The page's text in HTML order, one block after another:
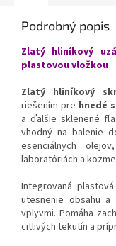
180 kusoch.
po celých baleniach!!!
Podrobný popis
Zlatý hliníkový
plastovou vložkou
Zlatý hliníkový
riešením pre hnedé
a ďalšie sklenené
vhodný na balenie
esenciálnych
laboratóriách a
Integrovaná
utesnenie obsahu
vplyvmi. Pomáha
citlivých tekutín a